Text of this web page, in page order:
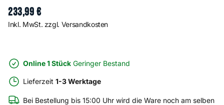
233,99€
Inkl. MwSt. zzgl. Versandkosten
Online 1 Stück Geringer Bestand
Lieferzeit 1-3 Werktage
Bei Bestellung bis 15:00 Uhr wird die Ware noch am selben